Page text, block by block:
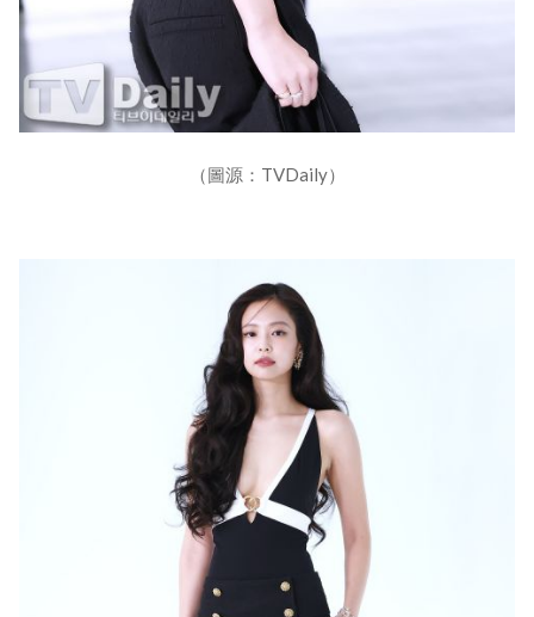
（圖源：TVDaily）